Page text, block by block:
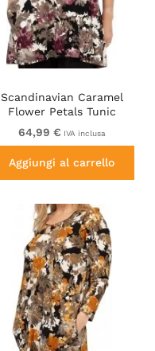
Scandinavian Caramel
Flower Petals Tunic
Brown
64,99 € IVA inclusa
Aggiungi al carrello